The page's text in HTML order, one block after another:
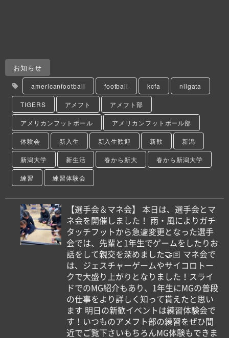
お知らせ
americanfootball football kcfa niigata
TIGERS アメフト アメフト部
アメリカンフットボール アメリカンフットボール部
体験会 新入生 新入生歓迎 新歓 新潟
新潟大学 新生活 春から新大 春から新潟大学
練習 練習体験会
【選手会＆マネ会】 本日は、選手会とマ
ネ会を開催しました！ 雨・風によりガチ
タッチフットから急遽変更となった選手
会では、先輩と1年生でゲームをしたりお
話をして親交を深めました🤝🏻 マネ会で
は、ジェスチャーゲームやサイコロトー
クで大盛り上がりとなりました！スライ
ドでのMG紹介もあり、1年生にMGの普段
の仕事をより詳しく知って貰えたと思い
ます 明日の新歓イベントは練習体験会で
す！いつものアメフト部の練習をぜひ間
近でご覧下さいもちろんMG体験もできま